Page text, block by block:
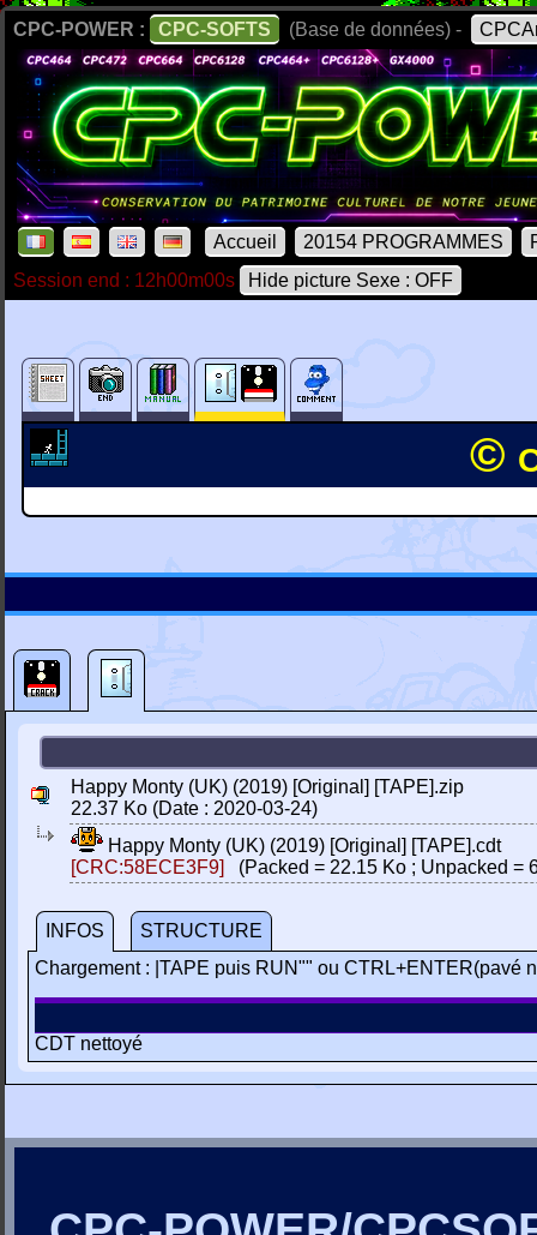
CPC-POWER : CPC-SOFTS (Base de données) -
Accueil 20154 PROGRAMMES
Session end : 12h00m00s
Hide picture Sexe : OFF
©
Happy Monty (UK) (2019) [Original] [TAPE].zip
22.37 Ko (Date : 2020-03-24)
Happy Monty (UK) (2019) [Original] [TAPE].cdt
[CRC:58ECE3F9]
(Packed = 22.15 Ko ; Unpacked =
INFOS
STRUCTURE
Chargement : |TAPE puis RUN"" ou CTRL+ENTER(pavé
CDT nettoyé